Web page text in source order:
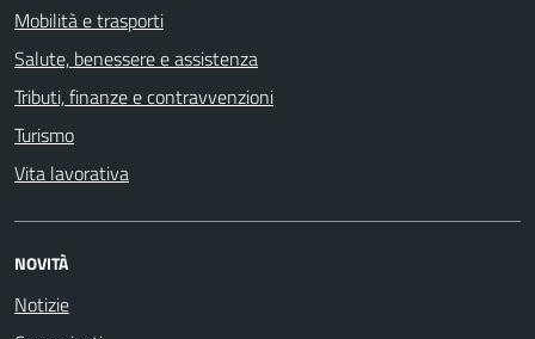
Mobilità e trasporti
Salute, benessere e assistenza
Tributi, finanze e contravvenzioni
Turismo
Vita lavorativa
NOVITÀ
Notizie